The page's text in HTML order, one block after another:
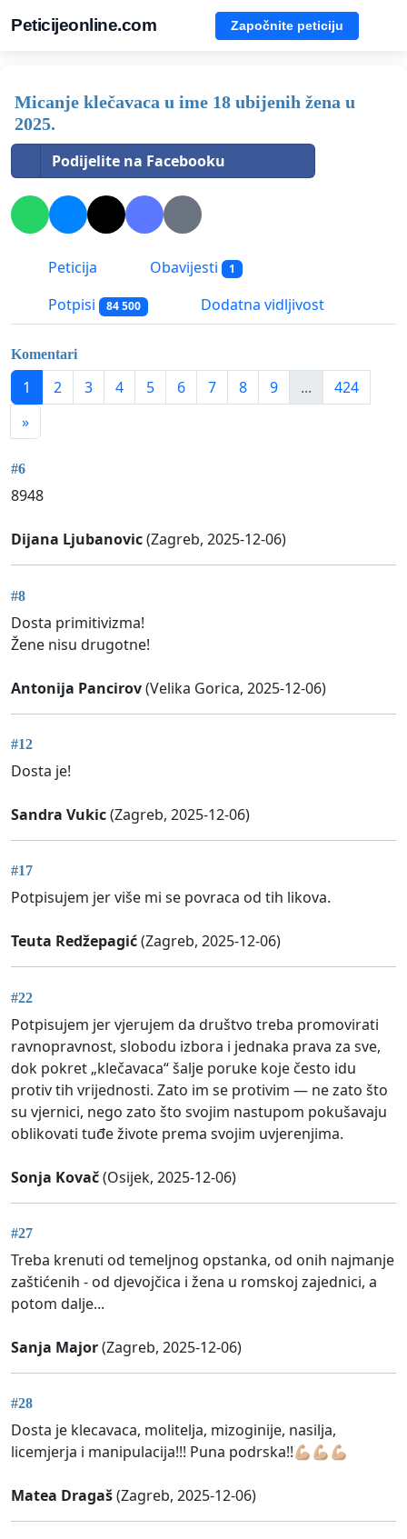
Peticijeonline.com Započnite peticiju
Micanje klečavaca u ime 18 ubijenih žena u
2025.
Podijelite na Facebooku
Peticija Obavijesti 1
Potpisi 84 500 Dodatna vidljivost
Komentari
1 2 3 4 5 6 7 8 9 ...
424
»
#6
8948
Dijana Ljubanovic(Zagreb, 2025-12-06)
#8
Dosta primitivizma!
Žene nisu drugotne!
Antonija Pancirov(Velika Gorica, 2025-12-06)
#12
Dosta je!
Sandra Vukic(Zagreb, 2025-12-06)
#17
Potpisujem jer više mi se povraca od tih likova.
Teuta Redžepagić(Zagreb, 2025-12-06)
#22
Potpisujem jer vjerujem da društvo treba promovirati
ravnopravnost, slobodu izbora i jednaka prava za sve,
dok pokret „klečavaca“ šalje poruke koje često idu
protiv tih vrijednosti. Zato im se protivim — ne zato što
su vjernici, nego zato što svojim nastupom pokušavaju
oblikovati tuđe živote prema svojim uvjerenjima.
Sonja Kovač(Osijek, 2025-12-06)
#27
Treba krenuti od temeljnog opstanka, od onih najmanje
zaštićenih - od djevojčica i žena u romskoj zajednici, a
potom dalje...
Sanja Major(Zagreb, 2025-12-06)
#28
Dosta je klecavaca, molitelja, mizoginije, nasilja,
licemjerja i manipulacija!!! Puna podrska!!💪🏼💪🏼💪🏼
Matea Dragaš(Zagreb, 2025-12-06)